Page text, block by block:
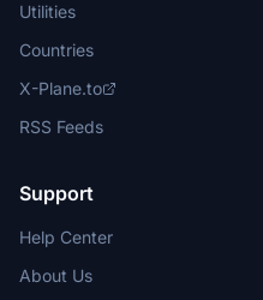
Utilities
Countries
X-Plane.to
RSS Feeds
Support
Help Center
About Us